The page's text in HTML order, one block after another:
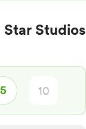
Studios
5